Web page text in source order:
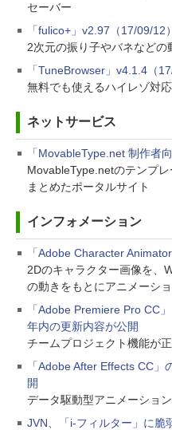
セーバー
「fulico+」v2.97（17/09/12）
2次元の振り子やバネなどの
「TuneBrowser」v4.1.4（
無料でも使えるハイレゾ対
ネットサービス
「MovableType.net 制作者
MovableType.netのテンプ
まとめたポータルサイト
インフォメーション
「Adobe Character
2Dのキャラクター画像を、
の動きをもとにアニメーシ
「Adobe Premiere Pro CC
年内の更新内容が公開
チームプロジェクト機能が
「Adobe After Effects CC
開
データ駆動型アニメーショ
JVN、「i-フィルター」に脆